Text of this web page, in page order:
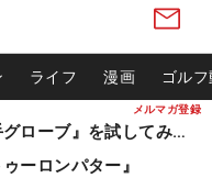
メルマガ登録
ライフ 漫画 ゴル
飛距離アップの新提案『右手グローブ』を試してみた！
ーロンパター』